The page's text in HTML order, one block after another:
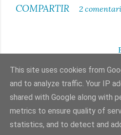
COMPARTIR 2
Con la
© Miguel Ángel
This site uses cookies from
and to analyze traffic. Your IP
shared with Google along with
metrics to ensure quality of
statistics, and to detect and